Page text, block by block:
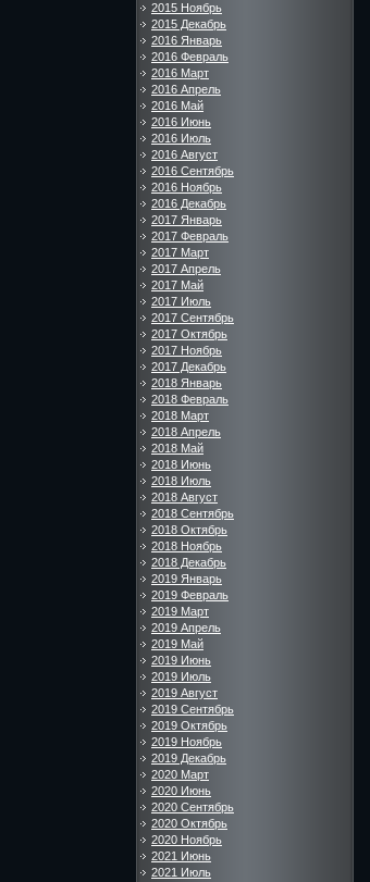
2015 Ноябрь
2015 Декабрь
2016 Январь
2016 Февраль
2016 Март
2016 Апрель
2016 Май
2016 Июнь
2016 Июль
2016 Август
2016 Сентябрь
2016 Ноябрь
2016 Декабрь
2017 Январь
2017 Февраль
2017 Март
2017 Апрель
2017 Май
2017 Июль
2017 Сентябрь
2017 Октябрь
2017 Ноябрь
2017 Декабрь
2018 Январь
2018 Февраль
2018 Март
2018 Апрель
2018 Май
2018 Июнь
2018 Июль
2018 Август
2018 Сентябрь
2018 Октябрь
2018 Ноябрь
2018 Декабрь
2019 Январь
2019 Февраль
2019 Март
2019 Апрель
2019 Май
2019 Июнь
2019 Июль
2019 Август
2019 Сентябрь
2019 Октябрь
2019 Ноябрь
2019 Декабрь
2020 Март
2020 Июнь
2020 Сентябрь
2020 Октябрь
2020 Ноябрь
2021 Июнь
2021 Июль